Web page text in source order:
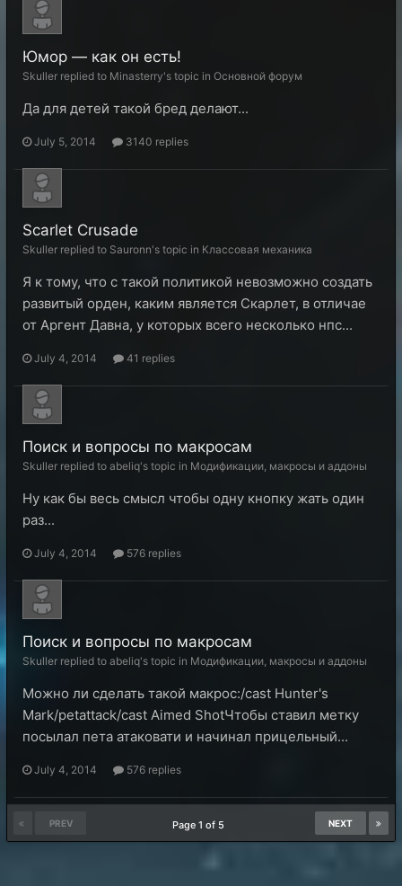
Юмор — как он есть!
Skuller replied to Minasterry's topic in Основной форум
Да для детей такой бред делают...
July 5, 2014 3140 replies
Scarlet Crusade
Skuller replied to Sauronn's topic in Классовая механика
Я к тому, что с такой политикой невозможно создать
развитый орден, каким является Скарлет, в отличае
от Аргент Давна, у которых всего несколько нпс...
July 4, 2014 41 replies
Поиск и вопросы по макросам
Skuller replied to abeliq's topic in Модификации, макросы и аддоны
Ну как бы весь смысл чтобы одну кнопку жать один
раз...
July 4, 2014 576 replies
Поиск и вопросы по макросам
Skuller replied to abeliq's topic in Модификации, макросы и аддоны
Можно ли сделать такой макрос:/cast Hunter's
Mark/petattack/cast Aimed ShotЧтобы ставил метку
посылал пета атаковати и начинал прицельный...
July 4, 2014 576 replies
PREV NEXT
Page 1 of 5